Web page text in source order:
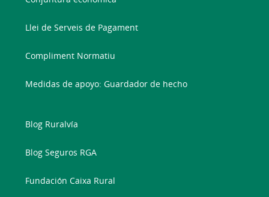
Llei de Serveis de Pagament
Compliment Normatiu
Medidas de apoyo: Guardador de hecho
Blog Ruralvía
Blog Seguros RGA
Fundación Caixa Rural